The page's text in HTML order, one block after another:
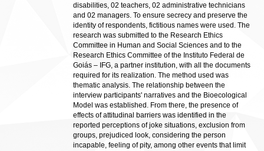
disabilities, 02 teachers, 02 administrative technicians
and 02 managers. To ensure secrecy and preserve the
identity of respondents, fictitious names were used. The
research was submitted to the Research Ethics
Committee in Human and Social Sciences and to the
Research Ethics Committee of the Instituto Federal de
Goiás – IFG, a partner institution, with all the documents
required for its realization. The method used was
thematic analysis. The relationship between the
interview participants' narratives and the Bioecological
Model was established. From there, the presence of
effects of attitudinal barriers was identified in the
reported perceptions of joke situations, exclusion from
groups, prejudiced look, considering the person
incapable, feeling of pity, among other events that limit